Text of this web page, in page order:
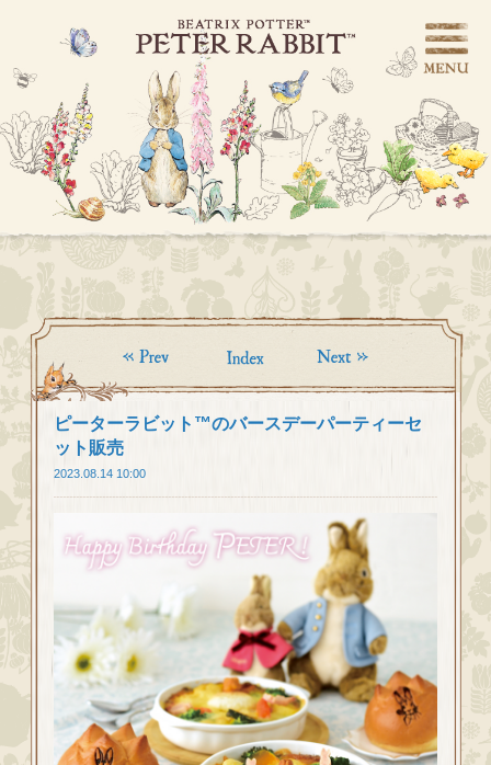
ピーターラビット™のバースデーパーティーセ
ット販売
2023.08.14 10:00